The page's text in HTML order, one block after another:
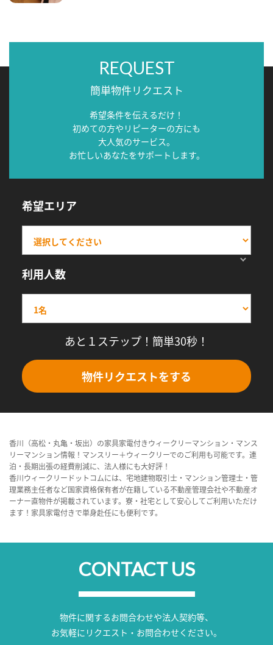
REQUEST
簡単物件リクエスト
希望条件を伝えるだけ！
初めての方やリピーターの方にも
大人気のサービス。
お忙しいあなたをサポートします。
希望エリア
利用人数
あと１ステップ！簡単30秒！
物件リクエストをする
香川（高松・丸亀・坂出）の家具家電付きウィークリーマンション・マンス
リーマンション情報！マンスリー＋ウィークリーでのご利用も可能です。連
泊・長期出張の経費削減に、法人様にも大好評！
香川ウィークリードットコムには、宅地建物取引士・マンション管理士・管
理業務主任者など国家資格保有者が在籍している不動産管理会社や不動産オ
ーナー直物件が掲載されています。寮・社宅として安心してご利用いただけ
ます！家具家電付きで単身赴任にも便利です。
CONTACT US
物件に関するお問合わせや法人契約等、
お気軽にリクエスト・お問合わせください。